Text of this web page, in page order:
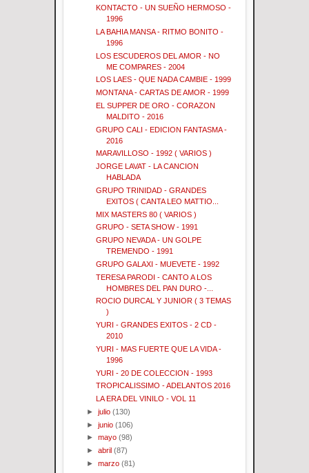
KONTACTO - UN SUEÑO HERMOSO -
1996
LA BAHIA MANSA - RITMO BONITO -
1996
LOS ESCUDEROS DEL AMOR - NO
ME COMPARES - 2004
LOS LAES - QUE NADA CAMBIE - 1999
MONTANA - CARTAS DE AMOR - 1999
EL SUPPER DE ORO - CORAZON
MALDITO - 2016
GRUPO CALI - EDICION FANTASMA -
2016
MARAVILLOSO - 1992 ( VARIOS )
JORGE LAVAT - LA CANCION
HABLADA
GRUPO TRINIDAD - GRANDES
EXITOS ( CANTA LEO MATTIO...
MIX MASTERS 80 ( VARIOS )
GRUPO - SETA SHOW - 1991
GRUPO NEVADA - UN GOLPE
TREMENDO - 1991
GRUPO GALAXI - MUEVETE - 1992
TERESA PARODI - CANTO A LOS
HOMBRES DEL PAN DURO -...
ROCIO DURCAL Y JUNIOR ( 3 TEMAS
)
YURI - GRANDES EXITOS - 2 CD -
2010
YURI - MAS FUERTE QUE LA VIDA -
1996
YURI - 20 DE COLECCION - 1993
TROPICALISSIMO - ADELANTOS 2016
LA ERA DEL VINILO - VOL 11
►julio (130)
►junio (106)
►mayo (98)
►abril (87)
►marzo (81)